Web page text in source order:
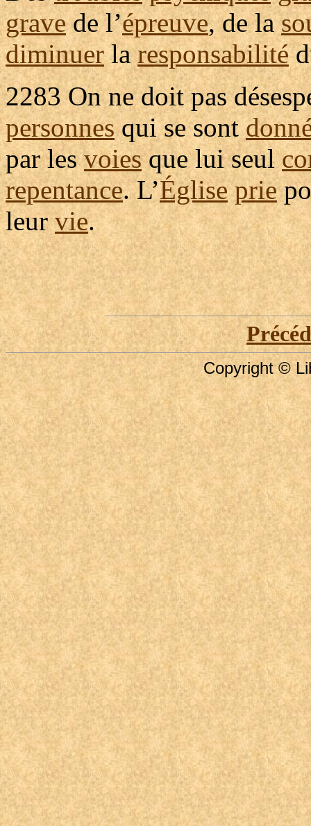
gravede l’épreuve, de la
diminuerlaresponsabilité
2283 On ne doit pas
personnesqui se sont
par lesvoiesque lui seul
repentance. L’Église prie
leurvie.
Copyright ©